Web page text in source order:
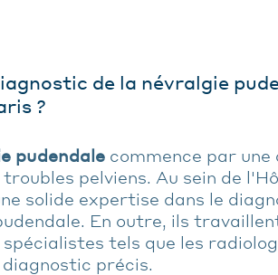
de la névralgie
?
pudendale commence par
pelviens. Au sein de
solide expertise dans le
En outre, ils
tels que les
précis.